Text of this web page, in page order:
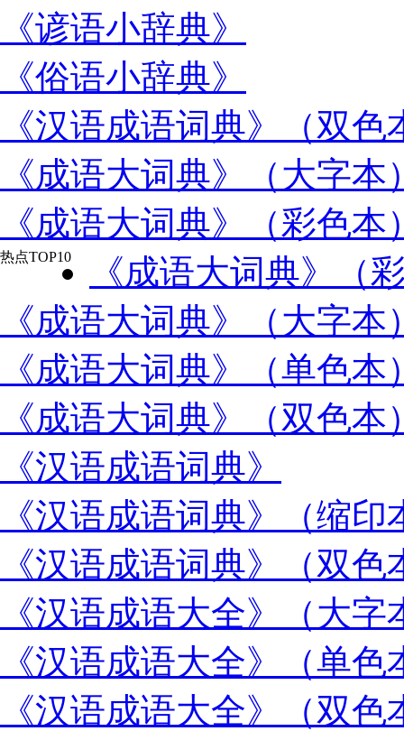
《谚语小辞典》
《俗语小辞典》
《汉语成语词典》（双色
《成语大词典》（大字本
《成语大词典》（彩色本
热点TOP10
《成语大词典》（
《成语大词典》（大字本
《成语大词典》（单色本
《成语大词典》（双色本
《汉语成语词典》
《汉语成语词典》（缩印
《汉语成语词典》（双色
《汉语成语大全》（大字
《汉语成语大全》（单色
《汉语成语大全》（双色